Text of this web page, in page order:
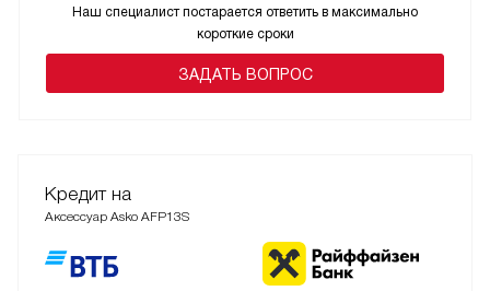
Наш специалист постарается ответить в максимально
короткие сроки
ЗАДАТЬ ВОПРОС
Кредит на
Аксессуар Asko AFP13S